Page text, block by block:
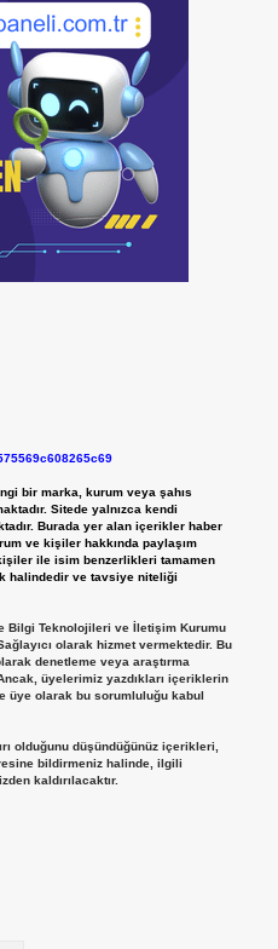
bir marka, kurum veya şahıs
Sitede yalnızca kendi
Burada yer alan içerikler haber
ve kişiler hakkında paylaşım
ile isim benzerlikleri tamamen
halindedir ve tavsiye niteliği
Bilgi Teknolojileri ve İletişim Kurumu
olarak hizmet vermektedir. Bu
denetleme veya araştırma
üyelerimiz yazdıkları içeriklerin
üye olarak bu sorumluluğu kabul
olduğunu düşündüğünüz içerikleri,
bildirmeniz halinde, ilgili
kaldırılacaktır.